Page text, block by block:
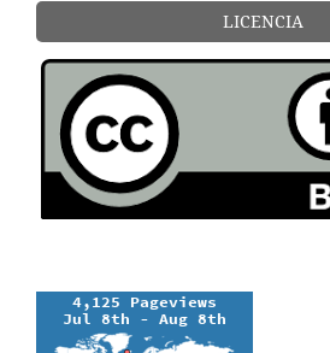
LICENCIA